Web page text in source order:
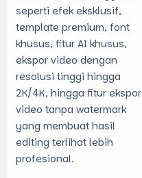
seperti efek eksklusif,
template premium, font
khusus, fitur AI khusus,
ekspor video dengan
resolusi tinggi hingga
2K/4K, hingga fitur ekspor
video tanpa watermark
yang membuat hasil
editing terlihat lebih
profesional.